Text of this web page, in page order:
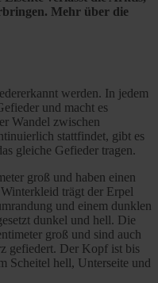
Mehr über die
werden. In jedem
und macht es
Wandel zwischen
stattfindet, gibt es
gleiche Gefieder tragen.
groß und haben einen
trägt der Erpel
und einem dunklen
dunkel und hell. Die
groß und sind auch
gefiedert. Der Kopf ist bis
Scheitel hell, Unterseite und